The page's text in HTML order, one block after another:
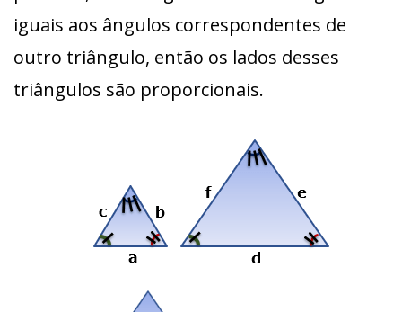
iguais aos ângulos correspondentes de
outro triângulo, então os lados desses
triângulos são proporcionais.